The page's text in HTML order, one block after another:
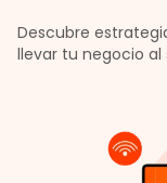
Descubre
llevar tu negocio al